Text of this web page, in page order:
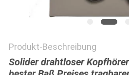
Produkt-Beschreibung
Solider drahtloser